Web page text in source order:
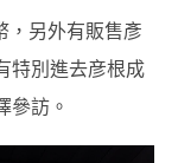
，另外有販售彥
特別進去彦根成
參訪。